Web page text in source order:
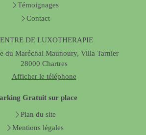
Témoignages
Contact
DE LUXOTHERAPIE
du Maréchal Maunoury, Villa Tarnier
28000 Chartres
Afficher le téléphone
Gratuit sur place
Plan du site
Mentions légales